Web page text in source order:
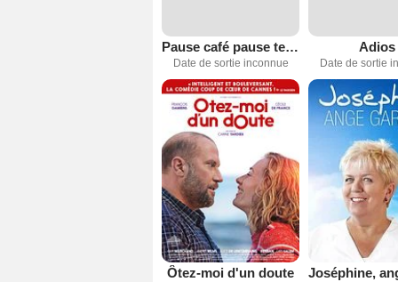
Pause café pause tendresse
Date de sortie inconnue
Adios
Date de sortie
Ôtez-moi d'un doute